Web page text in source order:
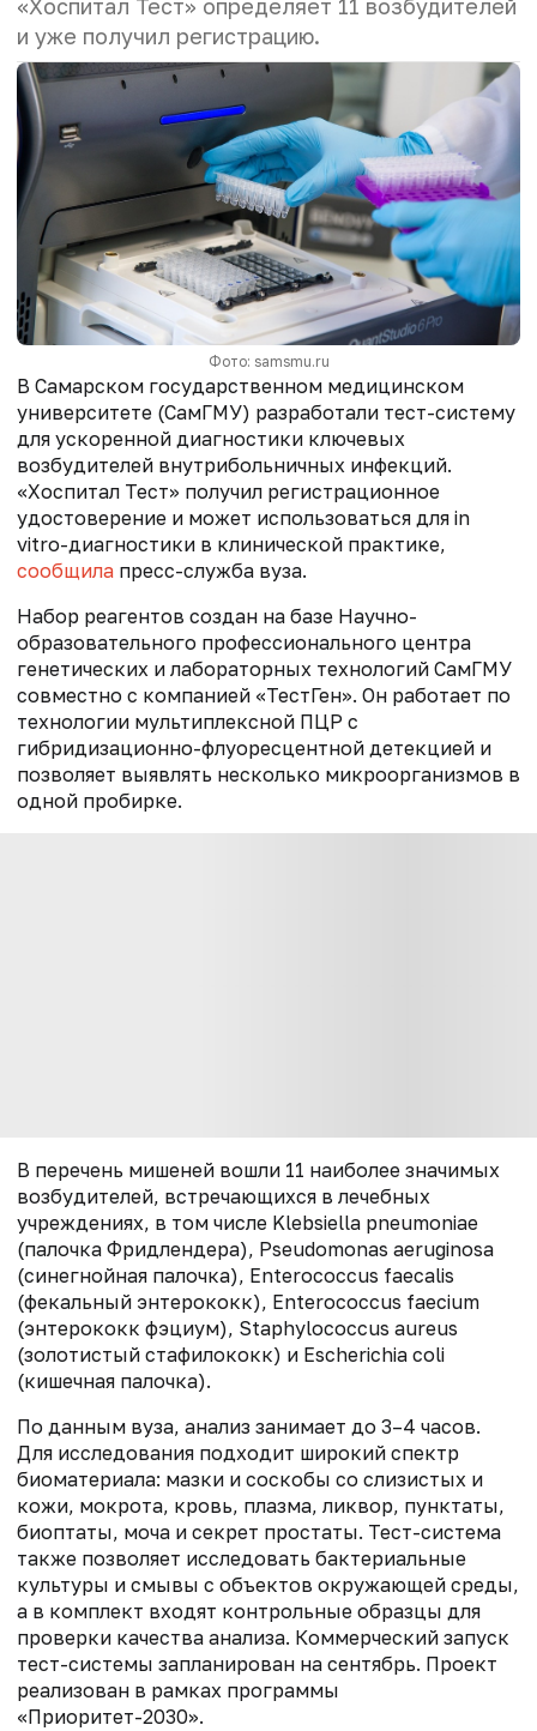
«Хоспитал Тест» определяет 11 возбудителей
и уже получил регистрацию.
Фото: samsmu.ru
В Самарском государственном медицинском
университете (СамГМУ) разработали тест-систему
для ускоренной диагностики ключевых
возбудителей внутрибольничных инфекций.
«Хоспитал Тест» получил регистрационное
удостоверение и может использоваться для in
vitro-диагностики в клинической практике,
сообщила пресс-служба вуза.
Набор реагентов создан на базе Научно-
образовательного профессионального центра
генетических и лабораторных технологий СамГМУ
совместно с компанией «ТестГен». Он работает по
технологии мультиплексной ПЦР с
гибридизационно-флуоресцентной детекцией и
позволяет выявлять несколько микроорганизмов в
одной пробирке.
В перечень мишеней вошли 11 наиболее значимых
возбудителей, встречающихся в лечебных
учреждениях, в том числе Klebsiella pneumoniae
(палочка Фридлендера), Pseudomonas aeruginosa
(синегнойная палочка), Enterococcus faecalis
(фекальный энтерококк), Enterococcus faecium
(энтерококк фэциум), Staphylococcus aureus
(золотистый стафилококк) и Escherichia coli
(кишечная палочка).
По данным вуза, анализ занимает до 3–4 часов.
Для исследования подходит широкий спектр
биоматериала: мазки и соскобы со слизистых и
кожи, мокрота, кровь, плазма, ликвор, пунктаты,
биоптаты, моча и секрет простаты. Тест-система
также позволяет исследовать бактериальные
культуры и смывы с объектов окружающей среды,
а в комплект входят контрольные образцы для
проверки качества анализа. Коммерческий запуск
тест-системы запланирован на сентябрь. Проект
реализован в рамках программы
«Приоритет-2030».